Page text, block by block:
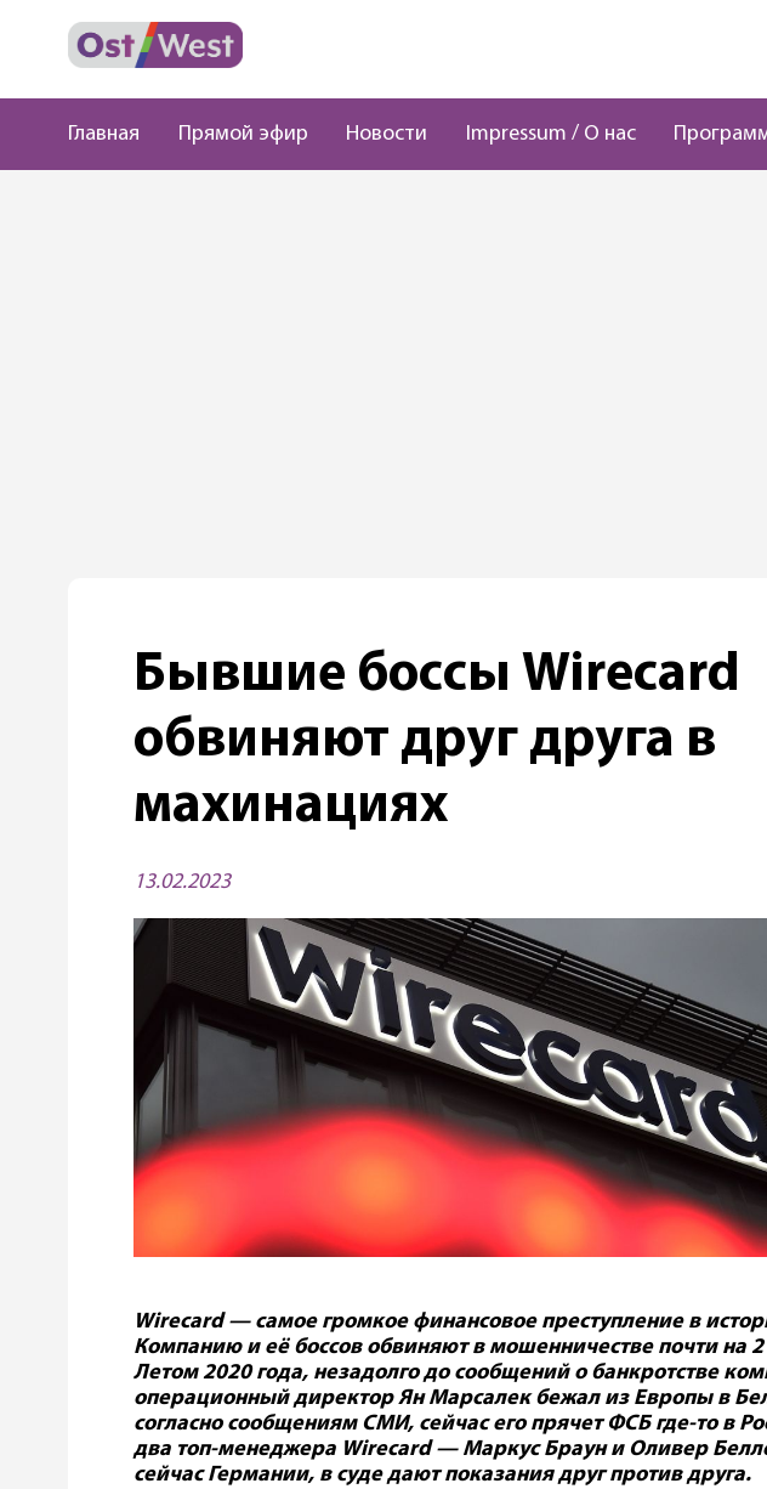
Главная Прямой эфир Новости Impressum / О нас
Бывшие боссы Wirecard
обвиняют друг друга в
махинациях
13.02.2023
Wirecard — самое громкое финансовое преступление в
Компанию и её боссов обвиняют в мошенничестве почти на
Летом 2020 года, незадолго до сообщений о банкротстве
операционный директор Ян Марсалек бежал из Европы в
согласно сообщениям СМИ, сейчас его прячет ФСБ где-то в
два топ-менеджера Wirecard — Маркус Браун и Оливер
сейчас Германии, в суде дают показания друг против друга.